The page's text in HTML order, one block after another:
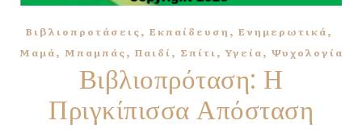
Βιβλιοπροτάσεις, Εκπαίδευση , Ενημερωτικά,
Μαμά, Μπαμπάς, Παιδί, Σπίτι,Υγεία, Ψυχολογία
Βιβλιοπρόταση: Η
Πριγκίπισσα Απόσταση